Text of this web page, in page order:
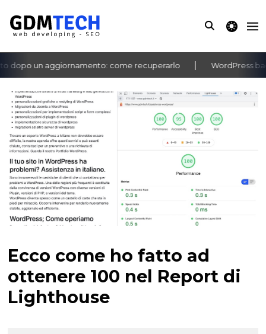
theme
dopo un aggiornamento: come recuperarlo WordPress
‹ ›
Ecco come ho fatto ad
ottenere 100 nel Report di
Lighthouse